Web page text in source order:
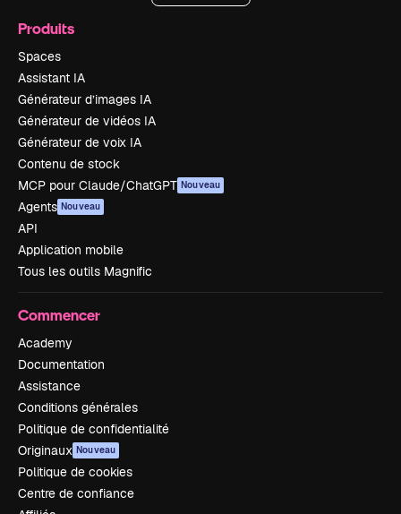
Produits
Spaces
Assistant IA
Générateur d’images IA
Générateur de vidéos IA
Générateur de voix IA
Contenu de stock
MCP pour Claude/ChatGPT Nouveau
Agents Nouveau
API
Application mobile
Tous les outils Magnific
Commencer
Academy
Documentation
Assistance
Conditions générales
Politique de confidentialité
Originaux Nouveau
Politique de cookies
Centre de confiance